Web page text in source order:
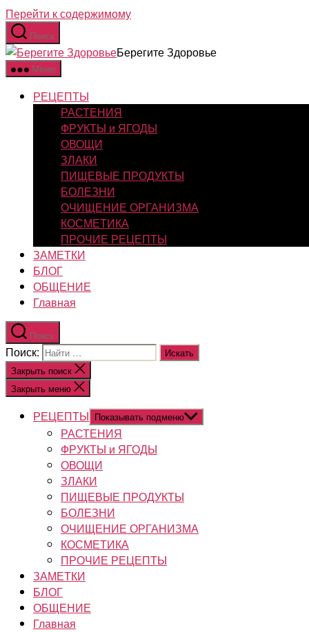
Перейти к содержимому
Поиск
Берегите Здоровье
Меню
РЕЦЕПТЫ
РАСТЕНИЯ
ФРУКТЫ и ЯГОДЫ
ОВОЩИ
ЗЛАКИ
ПИЩЕВЫЕ ПРОДУКТЫ
БОЛЕЗНИ
ОЧИЩЕНИЕ ОРГАНИЗМА
КОСМЕТИКА
ПРОЧИЕ РЕЦЕПТЫ
ЗАМЕТКИ
БЛОГ
ОБЩЕНИЕ
Главная
Поиск
Поиск:
Закрыть поиск
Закрыть меню
РЕЦЕПТЫ Показывать подменю
РАСТЕНИЯ
ФРУКТЫ и ЯГОДЫ
ОВОЩИ
ЗЛАКИ
ПИЩЕВЫЕ ПРОДУКТЫ
БОЛЕЗНИ
ОЧИЩЕНИЕ ОРГАНИЗМА
КОСМЕТИКА
ПРОЧИЕ РЕЦЕПТЫ
ЗАМЕТКИ
БЛОГ
ОБЩЕНИЕ
Главная